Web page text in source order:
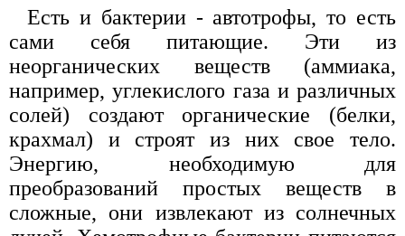
Есть и бактерии - автотрофы, то есть
сами себя питающие. Эти из
неорганических веществ (аммиака,
например, углекислого газа и различных
солей) создают органические (белки,
крахмал) и строят из них свое тело.
Энергию, необходимую для
преобразований простых веществ в
сложные, они извлекают из солнечных